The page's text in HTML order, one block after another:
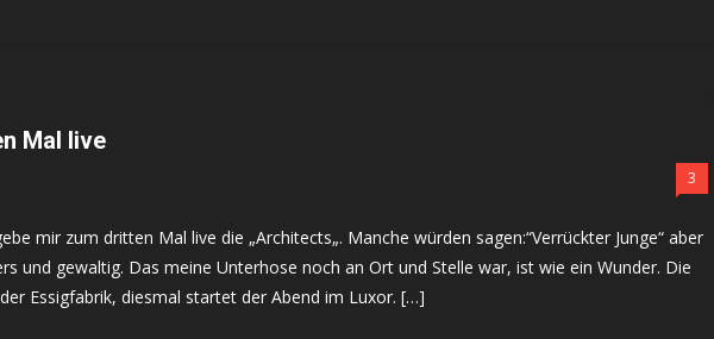
Mal live
3
mir zum dritten Mal live die „Architects„. Manche würden sagen:“Verrückter Junge“ aber
und gewaltig. Das meine Unterhose noch an Ort und Stelle war, ist wie ein Wunder. Die
Essigfabrik, diesmal startet der Abend im Luxor. […]